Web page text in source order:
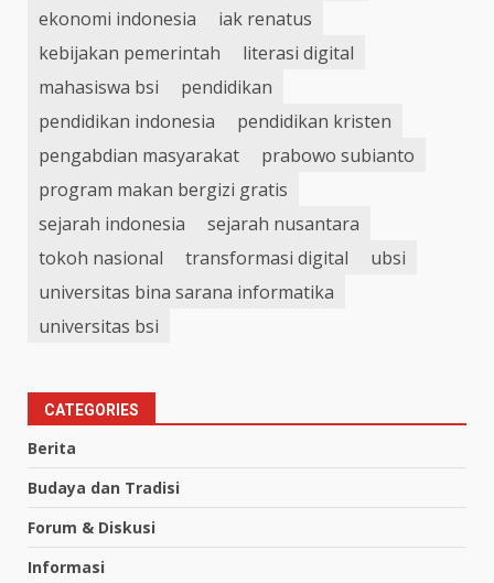
ekonomi indonesia
iak renatus
kebijakan pemerintah
literasi digital
mahasiswa bsi
pendidikan
pendidikan indonesia
pendidikan kristen
pengabdian masyarakat
prabowo subianto
program makan bergizi gratis
sejarah indonesia
sejarah nusantara
tokoh nasional
transformasi digital
ubsi
universitas bina sarana informatika
universitas bsi
CATEGORIES
Berita
Budaya dan Tradisi
Forum & Diskusi
Informasi